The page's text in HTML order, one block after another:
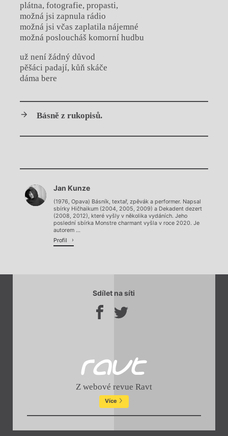
plátna, fotografie, propasti,
možná jsi zapnula rádio
možná jsi včas zaplatila nájemné
možná posloucháš komorní hudbu
už není žádný důvod
pěšáci padají, kůň skáče
dáma bere
Básně z rukopisů.
Chviličku.
Jan Kunze
(1976, Opava) Básník, textař, zpěvák a performer. Napsal
sbírky Hičhaikum (2004, 2005, 2009) a Dekadent dezert
(2008, 2012), které vyšly v několika vydáních. Jeho
poslední sbírka Monstre charmant vyšla v roce 2020. Je
autorem ...
Profil
Sdílet na síti
Z webové revue Ravt
Více